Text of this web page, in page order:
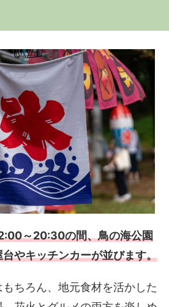
～20:30の間、鳥の海公園
やキッチンカーが並びます。
ちろん、地元食材を活かした